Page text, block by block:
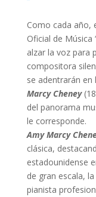
Como cada año,
Oficial de Música
alzar la voz para
compositora
se adentrarán
Marcy Cheney
del panorama
le corresponde.
Amy Marcy
clásica,
estadounidense
de gran escala,
pianista